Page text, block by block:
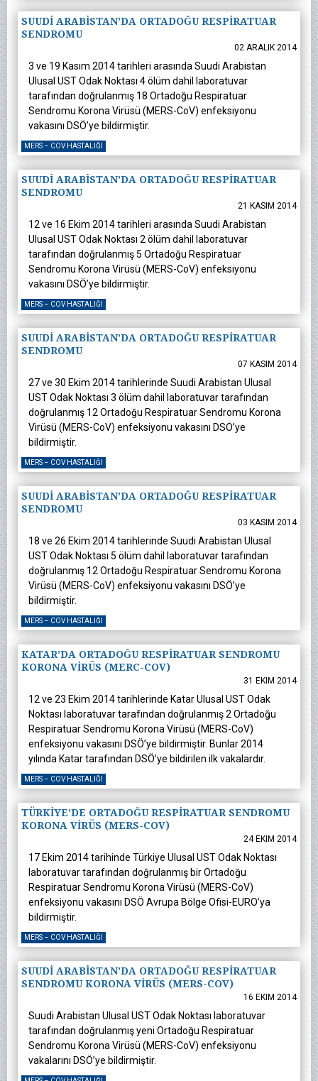
SUUDİ ARABİSTAN’DA ORTADOĞU RESPİRATUAR
SENDROMU
02 ARALIK 2014
3 ve 19 Kasım 2014 tarihleri arasında Suudi Arabistan
Ulusal UST Odak Noktası 4 ölüm dahil laboratuvar
tarafından doğrulanmış 18 Ortadoğu Respiratuar
Sendromu Korona Virüsü (MERS-CoV) enfeksiyonu
vakasını DSÖ’ye bildirmiştir.
MERS – COV HASTALIĞI
SUUDİ ARABİSTAN’DA ORTADOĞU RESPİRATUAR
SENDROMU
21 KASIM 2014
12 ve 16 Ekim 2014 tarihleri arasında Suudi Arabistan
Ulusal UST Odak Noktası 2 ölüm dahil laboratuvar
tarafından doğrulanmış 5 Ortadoğu Respiratuar
Sendromu Korona Virüsü (MERS-CoV) enfeksiyonu
vakasını DSÖ’ye bildirmiştir.
MERS – COV HASTALIĞI
SUUDİ ARABİSTAN’DA ORTADOĞU RESPİRATUAR
SENDROMU
07 KASIM 2014
27 ve 30 Ekim 2014 tarihlerinde Suudi Arabistan Ulusal
UST Odak Noktası 3 ölüm dahil laboratuvar tarafından
doğrulanmış 12 Ortadoğu Respiratuar Sendromu Korona
Virüsü (MERS-CoV) enfeksiyonu vakasını DSÖ’ye
bildirmiştir.
MERS – COV HASTALIĞI
SUUDİ ARABİSTAN’DA ORTADOĞU RESPİRATUAR
SENDROMU
03 KASIM 2014
18 ve 26 Ekim 2014 tarihlerinde Suudi Arabistan Ulusal
UST Odak Noktası 5 ölüm dahil laboratuvar tarafından
doğrulanmış 12 Ortadoğu Respiratuar Sendromu Korona
Virüsü (MERS-CoV) enfeksiyonu vakasını DSÖ’ye
bildirmiştir.
MERS – COV HASTALIĞI
KATAR’DA ORTADOĞU RESPİRATUAR SENDROMU
KORONA VİRÜS (MERC-COV)
31 EKIM 2014
12 ve 23 Ekim 2014 tarihlerinde Katar Ulusal UST Odak
Noktası laboratuvar tarafından doğrulanmış 2 Ortadoğu
Respiratuar Sendromu Korona Virüsü (MERS-CoV)
enfeksiyonu vakasını DSÖ’ye bildirmiştir. Bunlar 2014
yılında Katar tarafından DSÖ’ye bildirilen ilk vakalardır.
MERS – COV HASTALIĞI
TÜRKİYE’DE ORTADOĞU RESPİRATUAR SENDROMU
KORONA VİRÜS (MERS-COV)
24 EKIM 2014
17 Ekim 2014 tarihinde Türkiye Ulusal UST Odak Noktası
laboratuvar tarafından doğrulanmış bir Ortadoğu
Respiratuar Sendromu Korona Virüsü (MERS-CoV)
enfeksiyonu vakasını DSÖ Avrupa Bölge Ofisi-EURO’ya
bildirmiştir.
MERS – COV HASTALIĞI
SUUDİ ARABİSTAN’DA ORTADOĞU RESPİRATUAR
SENDROMU KORONA VİRÜS (MERS-COV)
16 EKIM 2014
Suudi Arabistan Ulusal UST Odak Noktası laboratuvar
tarafından doğrulanmış yeni Ortadoğu Respiratuar
Sendromu Korona Virüsü (MERS-CoV) enfeksiyonu
vakalarını DSÖ’ye bildirmiştir.